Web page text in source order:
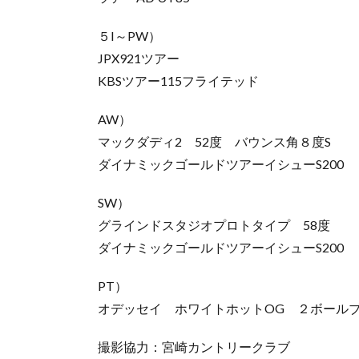
５I～PW）
JPX921ツアー
KBSツアー115フライテッド
AW）
マックダディ2 52度 バウンス角８度S
ダイナミックゴールドツアーイシューS200
SW）
グラインドスタジオプロトタイプ 58度
ダイナミックゴールドツアーイシューS200
PT）
オデッセイ ホワイトホットOG ２ボール
撮影協力：宮崎カントリークラブ